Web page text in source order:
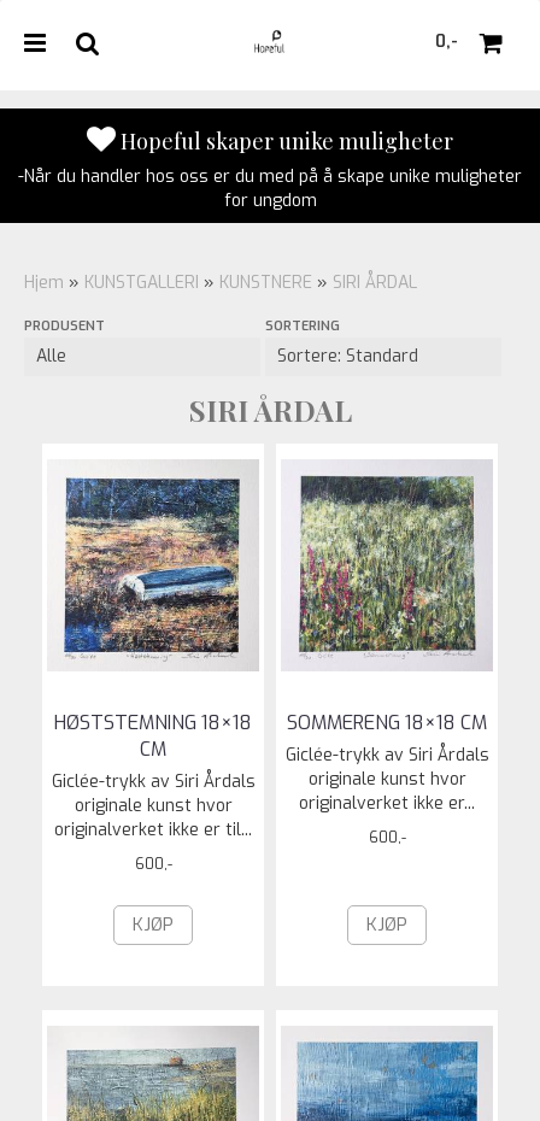
0,-
Hopeful skaper unike muligheter
-Når du handler hos oss er du med på å skape unike muligheter
for ungdom
Hjem » KUNSTGALLERI » KUNSTNERE » SIRI ÅRDAL
PRODUSENT SORTERING
SIRI ÅRDAL
HØSTSTEMNING 18×18
CM
Giclée-trykk av Siri Årdals
originale kunst hvor
originalverket ikke er til...
600,-
KJØP
SOMMERENG 18×18 CM
Giclée-trykk av Siri Årdals
originale kunst hvor
originalverket ikke er...
600,-
KJØP